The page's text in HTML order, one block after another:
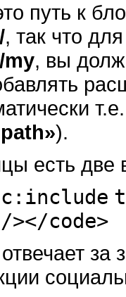
путь к
, так что
my, вы
).
есть две
include
/></code>
за